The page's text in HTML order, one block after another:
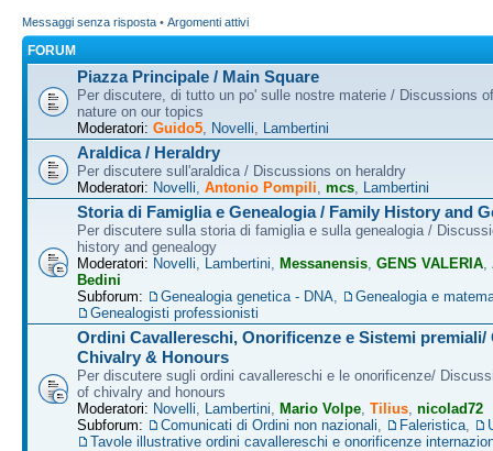
Messaggi senza risposta • Argomenti attivi
FORUM
Piazza Principale / Main Square
Per discutere, di tutto un po' sulle nostre materie / Discussions
nature on our topics
Moderatori: Guido5 Novelli Lambertini
Araldica / Heraldry
Per discutere sull'araldica / Discussions on heraldry
Moderatori: Novelli Antonio Pompili mcs Lambertini
Storia di Famiglia e Genealogia / Family History and
Per discutere sulla storia di famiglia e sulla genealogia /
history and genealogy
Moderatori: Novelli Lambertini Messanensis GENS VALERIA
Bedini
Subforum:
Genealogia genetica - DNA
Genealogia e
Genealogisti professionisti
Ordini Cavallereschi, Onorificenze e Sistemi premiali/
Chivalry & Honours
Per discutere sugli ordini cavallereschi e le onorificenze/
of chivalry and honours
Moderatori: Novelli Lambertini Mario Volpe Tilius nicolad72
Subforum:
Comunicati di Ordini non nazionali Faleristica
Tavole illustrative ordini cavallereschi e onorificenze